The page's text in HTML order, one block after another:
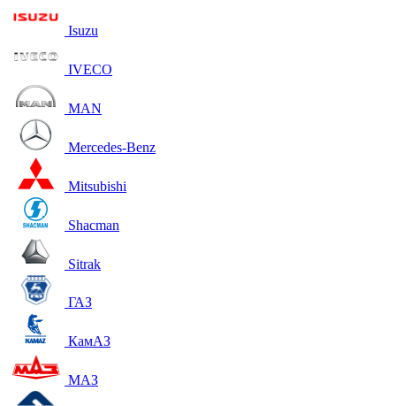
Isuzu
IVECO
MAN
Mercedes-Benz
Mitsubishi
Shacman
Sitrak
ГАЗ
КамАЗ
МАЗ